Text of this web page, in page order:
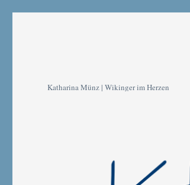
Katharina Münz | Wikinger im Herzen